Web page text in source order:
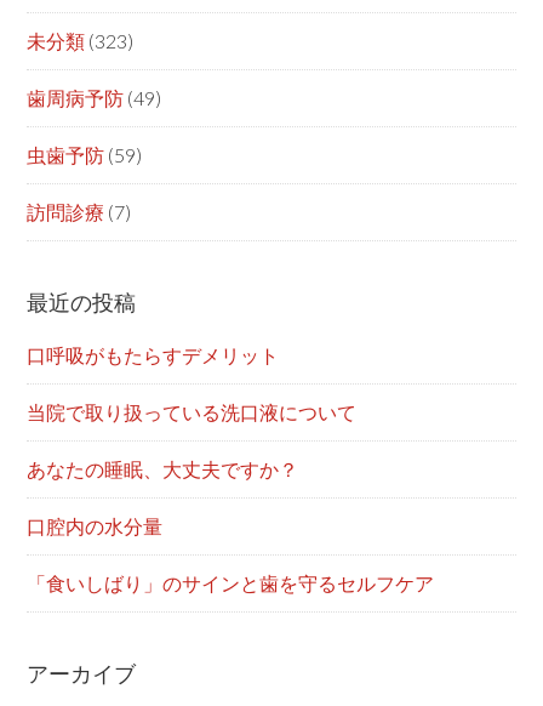
未分類 (323)
歯周病予防 (49)
虫歯予防 (59)
訪問診療 (7)
最近の投稿
口呼吸がもたらすデメリット
当院で取り扱っている洗口液について
あなたの睡眠、大丈夫ですか？
口腔内の水分量
「食いしばり」のサインと歯を守るセルフケア
アーカイブ